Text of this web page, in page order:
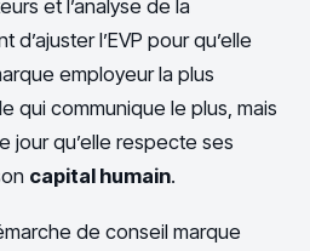
et l’analyse de la
l’EVP pour qu’elle
employeur la plus
qui communique le plus, mais
jour qu’elle respecte ses
capital humain.
de conseil marque